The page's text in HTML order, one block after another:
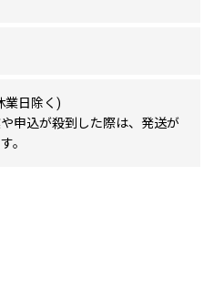
業日除く)
申込が殺到した際は、発送が
。